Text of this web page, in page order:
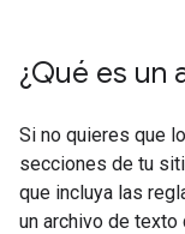
¿Qué es un
Si no quieres que
secciones de tu
que incluya las
un archivo de